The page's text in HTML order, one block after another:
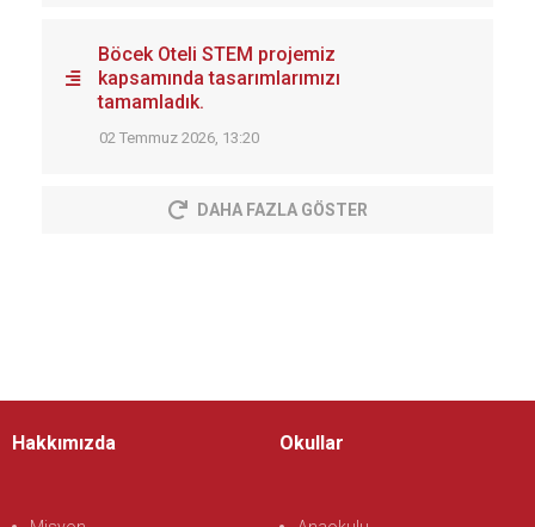
Böcek Oteli STEM projemiz
kapsamında tasarımlarımızı
tamamladık.
02 Temmuz 2026, 13:20
DAHA FAZLA GÖSTER
Hakkımızda Okullar